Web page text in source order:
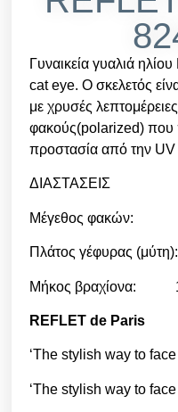
Γυναικεία γυαλιά
cat eye. Ο σκελετός
με χρυσές
φακούς(polarized) που
προστασία από την UV
ΔΙΑΣΤΑΣΕΙΣ
Μέγεθος φακών:
Πλάτος γέφυρας
Μήκος βραχίονα:
REFLET de Paris
‘The stylish way to face
‘The stylish way to